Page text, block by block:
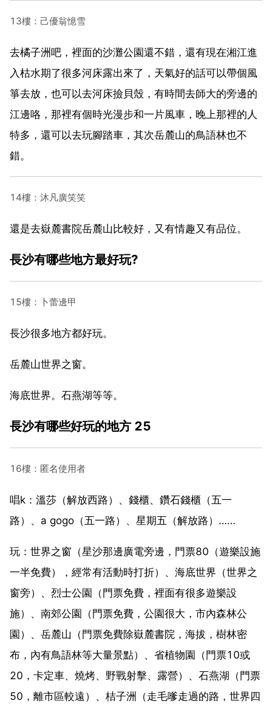
13樓：己優翁憶雪
去橘子洲吧，裡面的沙灘公園還不錯，還有現在湘江進
入枯水期了很多河床露出來了，天氣好的話可以帶個風
箏去放，也可以去河床撿貝殼，有時間去師大的旁邊的
江邊咯，那裡有個時光漫步和一片風車，晚上那裡的人
特多，還可以去玩腳踏車，其次岳麓山的鳥語林也不
錯。
14樓：沐凡廣笑笑
還是去嶽麓書院岳麓山比較好，又有情趣又有品位。
長沙有哪些地方最好玩?
15樓：卜蕾邊甲
長沙很多地方都好玩。
岳麓山世界之窗。
海底世界。石燕湖等等。
長沙有哪些好玩的地方 25
16樓：匿名使用者
唱k：溫莎（解放西路）、錢櫃、鑽石錢櫃（五一
路）、a gogo（五一路）、星期五（解放路）……
玩：世界之窗（星沙那邊廣電旁邊，門票80（遊樂設施
一半免費），經常有活動時打折）、海底世界（世界之
窗旁）、烈士公園（門票免費，裡面有很多遊樂設
施）、南郊公園（門票免費，公園很大，市內森林公
園）、岳麓山（門票免費除嶽麓書院，海拔，樹林密
布，內有鳥語林等大量景點）、省植物園（門票10或
20，卡定車、燒烤、野戰射擊、露營）、石燕湖（門票
50，離市區較遠）、桔子洲（走毛嗲走過的路，世界四